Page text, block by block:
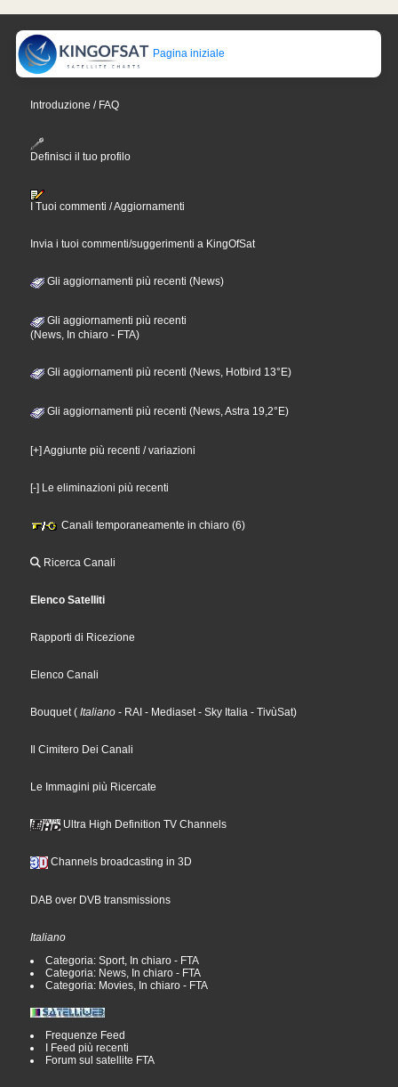
Pagina iniziale
Introduzione / FAQ
Definisci il tuo profilo
I Tuoi commenti / Aggiornamenti
Invia i tuoi commenti/suggerimenti a KingOfSat
Gli aggiornamenti più recenti (News)
Gli aggiornamenti più recenti
(News, In chiaro - FTA)
Gli aggiornamenti più recenti (News, Hotbird 13°E)
Gli aggiornamenti più recenti (News, Astra 19,2°E)
[+] Aggiunte più recenti / variazioni
[-] Le eliminazioni più recenti
Canali temporaneamente in chiaro (6)
Ricerca Canali
Elenco Satelliti
Rapporti di Ricezione
Elenco Canali
Bouquet ( Italiano - RAI - Mediaset - Sky Italia - TivùSat)
Il Cimitero Dei Canali
Le Immagini più Ricercate
Ultra High Definition TV Channels
Channels broadcasting in 3D
DAB over DVB transmissions
Italiano
Categoria: Sport, In chiaro - FTA
Categoria: News, In chiaro - FTA
Categoria: Movies, In chiaro - FTA
Frequenze Feed
I Feed più recenti
Forum sul satellite FTA